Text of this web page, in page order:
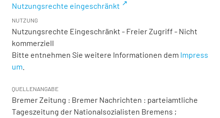
Nutzungsrechte eingeschränkt
NUTZUNG
Nutzungsrechte Eingeschränkt - Freier Zugriff - Nicht
kommerziell
Bitte entnehmen Sie weitere Informationen dem Impress
um
QUELLENANGABE
Bremer Zeitung : Bremer Nachrichten : parteiamtliche
Tageszeitung der Nationalsozialisten Bremens ;